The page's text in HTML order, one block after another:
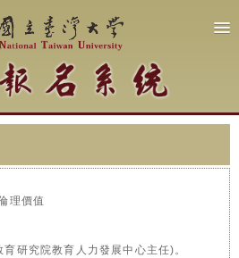
理價值
研究院教育人力發展中心主任)。